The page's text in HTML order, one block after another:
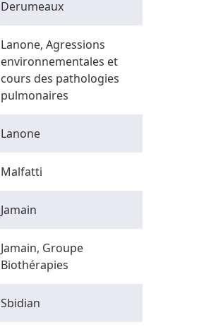
Derumeaux
Lanone, Agressions
environnementales et
cours des pathologies
pulmonaires
Lanone
Malfatti
Jamain
Jamain, Groupe
Biothérapies
Sbidian